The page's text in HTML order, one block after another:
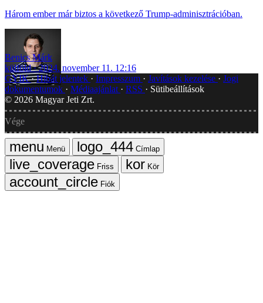
Három ember már biztos a következő Trump-adminisztrációban.
Benics Márk
külföld
2024. november 11. 12:16
GYIK Hibát jelentek Impresszum Javítások kezelése
Jogi
dokumentumok
Médiaajánlat RSS
Sütibeállítások
© 2026 Magyar Jeti Zrt.
Vége
Menü
Címlap
Friss
Kör
Fiók